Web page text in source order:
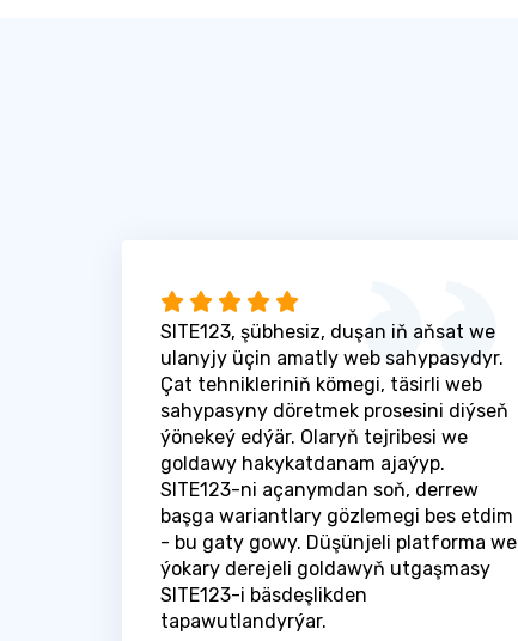
SITE123, şübhesiz, duşan iň aňsat we
ulanyjy üçin amatly web sahypasydyr.
Çat tehnikleriniň kömegi, täsirli web
sahypasyny döretmek prosesini diýseň
ýönekeý edýär. Olaryň tejribesi we
goldawy hakykatdanam ajaýyp.
SITE123-ni açanymdan soň, derrew
başga wariantlary gözlemegi bes etdim
- bu gaty gowy. Düşünjeli platforma we
ýokary derejeli goldawyň utgaşmasy
SITE123-i bäsdeşlikden
tapawutlandyrýar.